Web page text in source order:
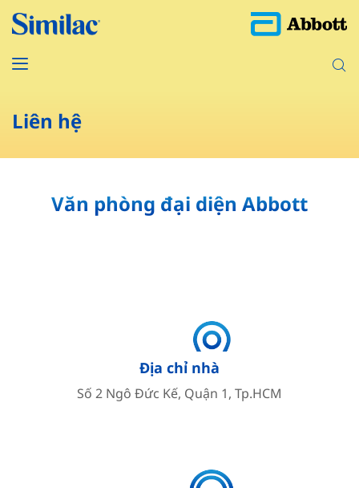
Liên hệ
Văn phòng đại diện Abbott
Địa chỉ nhà
Số 2 Ngô Đức Kế, Quận 1, Tp.HCM